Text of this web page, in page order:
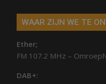
WAAR ZIJN WE TE
Ether;
FM 107.2 MHz –
DAB+: